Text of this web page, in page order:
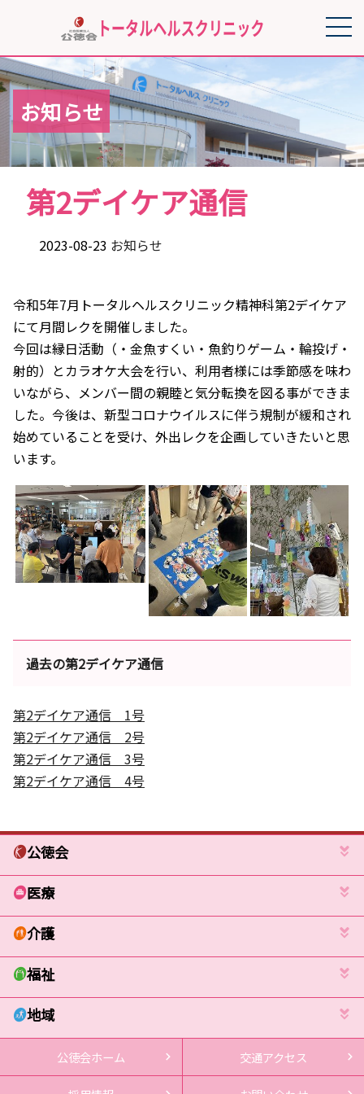
お知らせ
第2デイケア通信
2023-08-23 お知らせ
令和5年7月トータルヘルスクリニック精神科第2デイケア
にて月間レクを開催しました。
今回は縁日活動（・金魚すくい・魚釣りゲーム・輪投げ・
射的）とカラオケ大会を行い、利用者様には季節感を味わ
いながら、メンバー間の親睦と気分転換を図る事ができま
した。今後は、新型コロナウイルスに伴う規制が緩和され
始めていることを受け、外出レクを企画していきたいと思
います。
過去の第2デイケア通信
第2デイケア通信 1号
第2デイケア通信 2号
第2デイケア通信 3号
第2デイケア通信 4号
公徳会
医療
介護
福祉
地域
公徳会ホーム 交通アクセス